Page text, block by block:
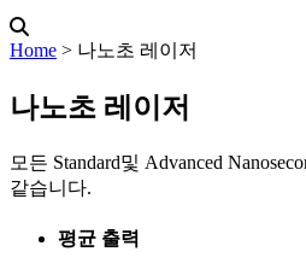
Home ˃ 나노초 레이저
나노초 레이저
모든 Standard및 Advanced
같습니다.
평균 출력